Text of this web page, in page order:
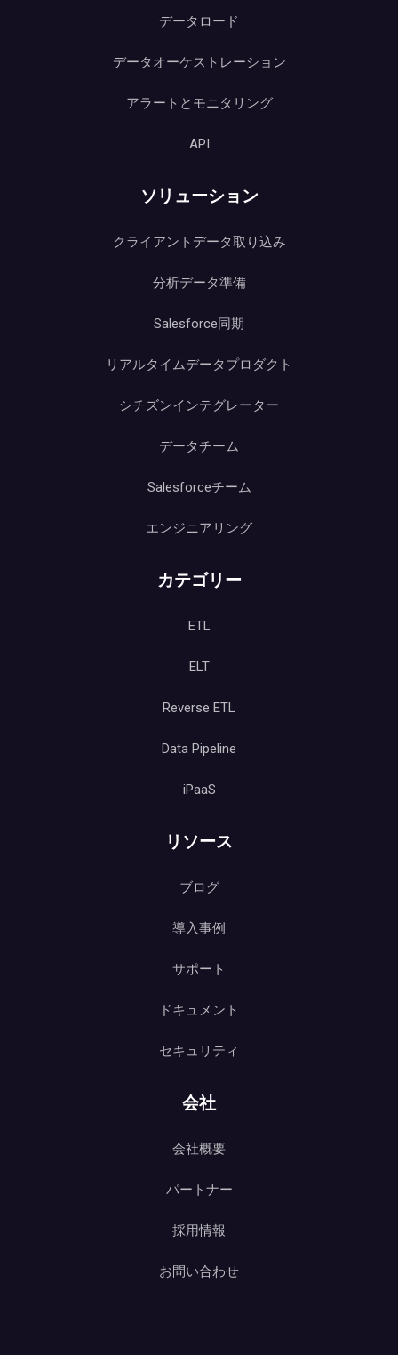
データロード
データオーケストレーション
アラートとモニタリング
API
ソリューション
クライアントデータ取り込み
分析データ準備
Salesforce同期
リアルタイムデータプロダクト
シチズンインテグレーター
データチーム
Salesforceチーム
エンジニアリング
カテゴリー
ETL
ELT
Reverse ETL
Data Pipeline
iPaaS
リソース
ブログ
導入事例
サポート
ドキュメント
セキュリティ
会社
会社概要
パートナー
採用情報
お問い合わせ